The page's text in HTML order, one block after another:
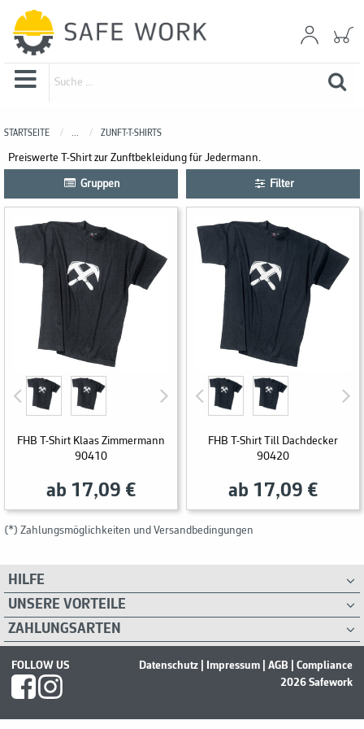
STARTSEITE ... ZUNFT-T-SHIRTS
Preiswerte T-Shirt zur Zunftbekleidung für Jedermann.
Gruppen Filter
FHB T-Shirt Klaas Zimmermann
90410
ab 17,09 €
FHB T-Shirt Till Dachdecker
90420
ab 17,09 €
(*) Zahlungsmöglichkeiten und Versandbedingungen
HILFE
UNSERE VORTEILE
ZAHLUNGSARTEN
FOLLOW US Datenschutz Impressum AGB
Compliance
2026 Safework